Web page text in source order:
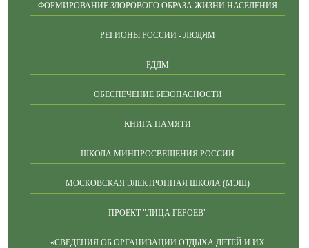
ФОРМИРОВАНИЕ ЗДОРОВОГО ОБРАЗА ЖИЗНИ НАСЕЛЕНИЯ
РЕГИОНЫ РОССИИ - ЛЮДЯМ
РДДМ
ОБЕСПЕЧЕНИЕ БЕЗОПАСНОСТИ
КНИГА ПАМЯТИ
ШКОЛА МИНПРОСВЕЩЕНИЯ РОССИИ
МОСКОВСКАЯ ЭЛЕКТРОННАЯ ШКОЛА (МЭШ)
ПРОЕКТ "ЛИЦА ГЕРОЕВ"
«СВЕДЕНИЯ ОБ ОРГАНИЗАЦИИ ОТДЫХА ДЕТЕЙ И ИХ